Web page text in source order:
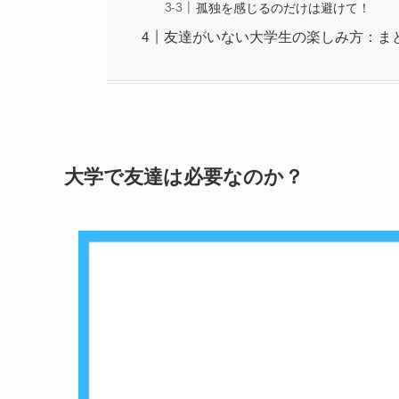
孤独を感じるのだけは避けて！
友達がいない大学生の楽しみ方：ま
大学で友達は必要なのか？